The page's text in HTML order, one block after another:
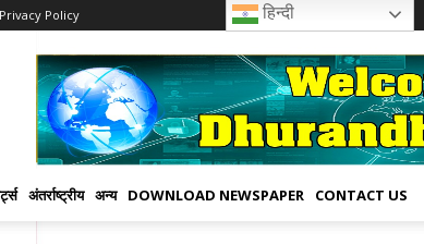
Privacy Policy हिन्दी
अंतर्राष्ट्रीय अन्य DOWNLOAD NEWSPAPER CONTACT US